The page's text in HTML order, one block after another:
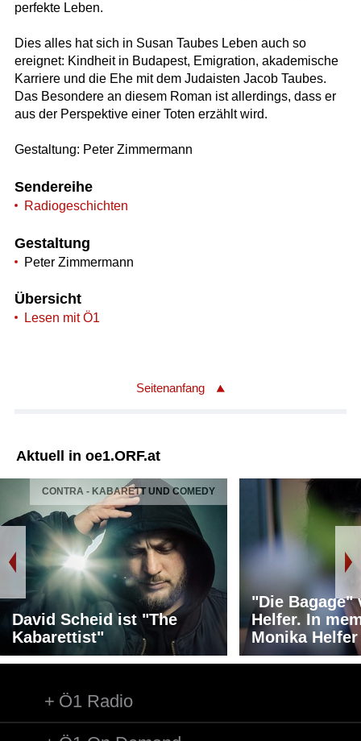
perfekte Leben.
Dies alles hat sich in Susan Taubes Leben auch so
ereignet: Kindheit in Budapest, Emigration, akademische
Karriere und die Ehe mit dem Judaisten Jacob Taubes.
Das Besondere an diesem Roman ist allerdings, dass er
aus der Perspektive einer Toten erzählt wird.
Gestaltung: Peter Zimmermann
Sendereihe
Radiogeschichten
Gestaltung
Peter Zimmermann
Übersicht
Lesen mit Ö1
Seitenanfang
Aktuell in oe1.ORF.at
CONTRA - KABARETT UND COMEDY
David Scheid ist "The
Kabarettist"
"Die Bagage"
Helfer. In
Monika Helfer
Ö1 Radio